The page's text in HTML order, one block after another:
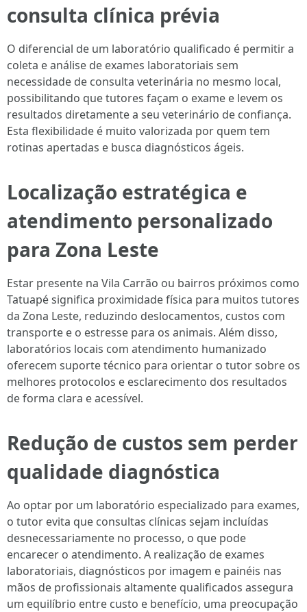
consulta clínica prévia
O diferencial de um laboratório qualificado é permitir a
coleta e análise de exames laboratoriais sem
necessidade de consulta veterinária no mesmo local,
possibilitando que tutores façam o exame e levem os
resultados diretamente a seu veterinário de confiança.
Esta flexibilidade é muito valorizada por quem tem
rotinas apertadas e busca diagnósticos ágeis.
Localização estratégica e
atendimento personalizado
para Zona Leste
Estar presente na Vila Carrão ou bairros próximos como
Tatuapé significa proximidade física para muitos tutores
da Zona Leste, reduzindo deslocamentos, custos com
transporte e o estresse para os animais. Além disso,
laboratórios locais com atendimento humanizado
oferecem suporte técnico para orientar o tutor sobre os
melhores protocolos e esclarecimento dos resultados
de forma clara e acessível.
Redução de custos sem perder
qualidade diagnóstica
Ao optar por um laboratório especializado para exames,
o tutor evita que consultas clínicas sejam incluídas
desnecessariamente no processo, o que pode
encarecer o atendimento. A realização de exames
laboratoriais, diagnósticos por imagem e painéis nas
mãos de profissionais altamente qualificados assegura
um equilíbrio entre custo e benefício, uma preocupação